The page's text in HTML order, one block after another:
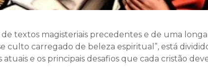
textos magisteriais precedentes e de uma
culto carregado de beleza espiritual”, está
e os principais desafios que cada cristão